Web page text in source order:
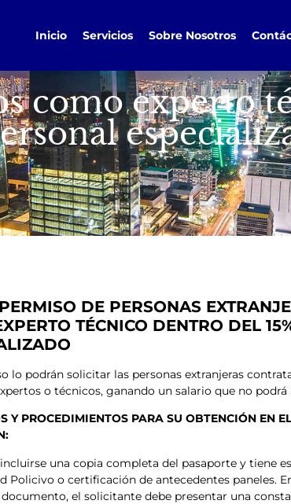
Inicio Servicios Sobre Nosotros
como experto
DE PERSONAS
TÉCNICO DENTRO DEL
lo podrán solicitar las personas extranjeras
o técnicos, ganando un salario que no
Y PROCEDIMIENTOS PARA SU OBTENCIÓN EN
una copia completa del pasaporte y tiene
Policivo o certificación de antecedentes paneles.
el solicitante debe presentar una